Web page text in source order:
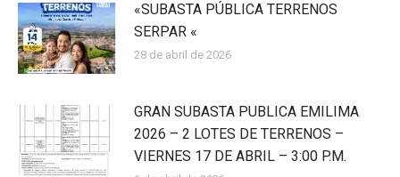
«SUBASTA PÚBLICA TERRENOS
SERPAR «
28 de abril de 2026
GRAN SUBASTA PUBLICA EMILIMA
2026 – 2 LOTES DE TERRENOS –
VIERNES 17 DE ABRIL – 3:00 P.M.